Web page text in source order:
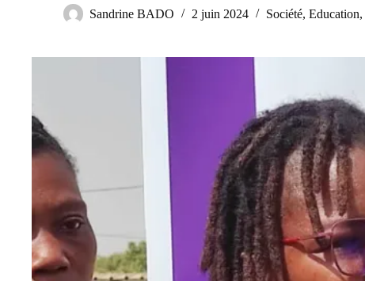
Sandrine BADO 2 juin 2024 Société, Education,